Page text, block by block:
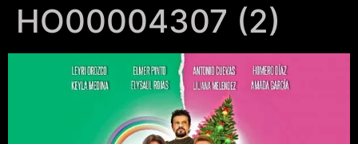
HO00004307 (2)